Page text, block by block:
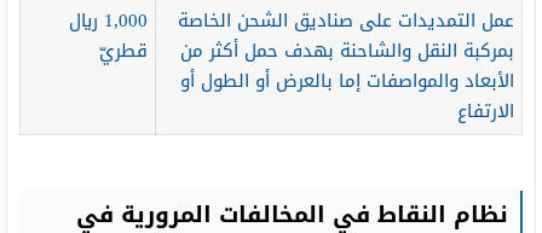
عمل التمديدات على صناديق الشحن الخاصة
بمركبة النقل والشاحنة بهدف حمل أكثر من
الأبعاد والمواصفات إما بالعرض أو الطول أو
الارتفاع
1,000 ريال
قطريّ
نظام النقاط في المخالفات المرورية في